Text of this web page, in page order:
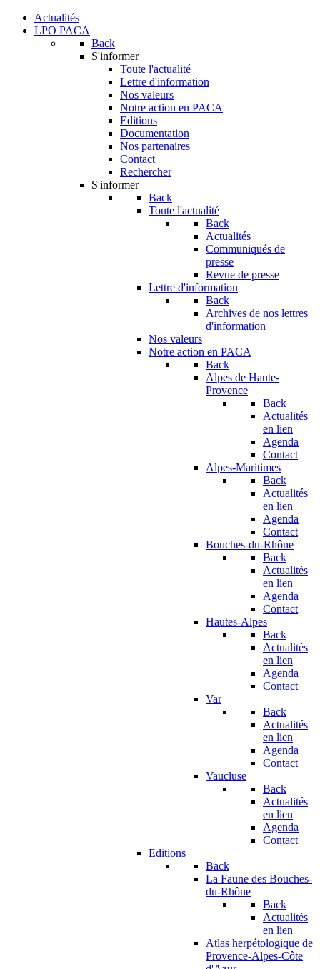
Actualités
LPO PACA
Back
S'informer
Toute l'actualité
Lettre d'information
Nos valeurs
Notre action en PACA
Editions
Documentation
Nos partenaires
Contact
Rechercher
S'informer
Back
Toute l'actualité
Back
Actualités
Communiqués de
presse
Revue de presse
Lettre d'information
Back
Archives de nos lettres
d'information
Nos valeurs
Notre action en PACA
Back
Alpes de Haute-
Provence
Back
Actualités
en lien
Agenda
Contact
Alpes-Maritimes
Back
Actualités
en lien
Agenda
Contact
Bouches-du-Rhône
Back
Actualités
en lien
Agenda
Contact
Hautes-Alpes
Back
Actualités
en lien
Agenda
Contact
Var
Back
Actualités
en lien
Agenda
Contact
Vaucluse
Back
Actualités
en lien
Agenda
Contact
Editions
Back
La Faune des Bouches-
du-Rhône
Back
Actualités
en lien
Atlas herpétologique de
Provence-Alpes-Côte